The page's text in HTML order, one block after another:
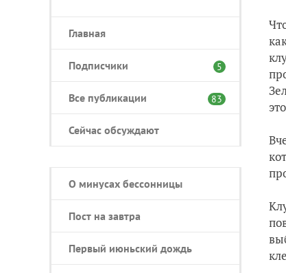
Главная
Подписчики 5
Все публикации 83
Сейчас обсуждают
О минусах бессонницы
Пост на завтра
Первый июньский дождь